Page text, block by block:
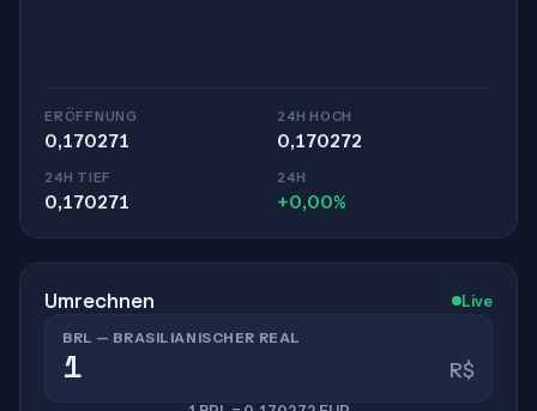
ERÖFFNUNG
0,170271
24H HOCH
0,170272
24H TIEF
0,170271
24H
+0,00%
Umrechnen Live
BRL — BRASILIANISCHER REAL
R$